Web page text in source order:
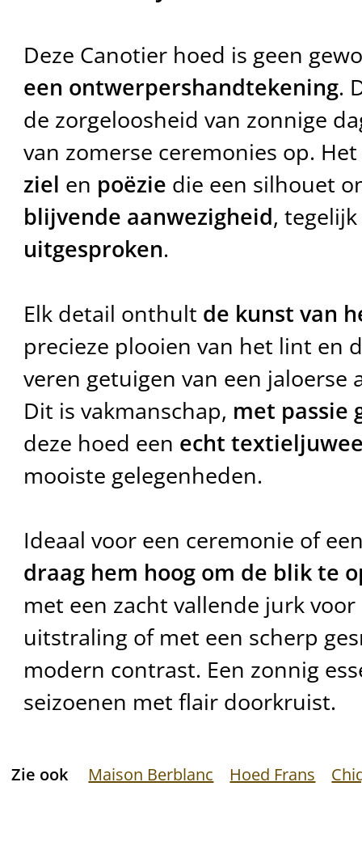
Deze Canotier hoed is geen
een ontwerpershandtekening.
de zorgeloosheid van zonnige
van zomerse ceremonies op.
ziel en poëzie die een silhouet
blijvende aanwezigheid, tegelijk
uitgesproken.
Elk detail onthult de kunst van
precieze plooien van het lint en
veren getuigen van een jaloerse
Dit is vakmanschap, met passie
deze hoed een echt
mooiste gelegenheden.
Ideaal voor een ceremonie of
draag hem hoog om de blik te
met een zacht vallende jurk
uitstraling of met een scherp
modern contrast. Een zonnig
seizoenen met flair doorkruist.
Zie ook Maison Berblanc Hoed Frans